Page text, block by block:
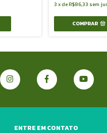
3 xdeR$86,33 sem
COMPRAR
ENTRE EM CONTATO